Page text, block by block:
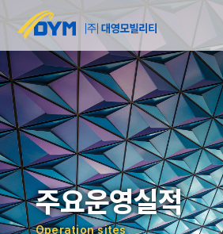
주요운영실적
Operation sites